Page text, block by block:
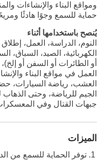
ومواقع البناء والإنشاءات
حماية للسمع وجوًا هادئًا
يُنصح باستخدامها أثناء
النوم، الدراسة، العمل،
الكهربائية، الصيد، السباق،
أو الطائرات أو السفن أو
العمل في مواقع البناء
العشب، رياضة السيارات،
الجيم للرياضة، وحتى
جبهات القتال وفي
الميزات
توفر الحماية للسمع من